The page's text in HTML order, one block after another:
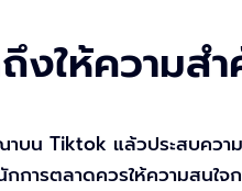
งให้ความ
บน Tiktok แล้วประสบคว
กการตลาดควรให้ความสนใ